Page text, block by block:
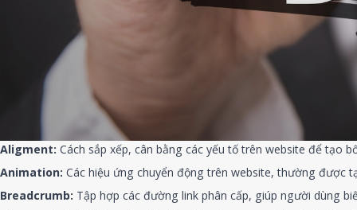
Aligment: Cách sắp xếp, cân bằng các yếu tố trên website để tạo
Animation: Các hiệu ứng chuyển động trên website, thường được
Breadcrumb: Tập hợp các đường link phân cấp, giúp người dùng